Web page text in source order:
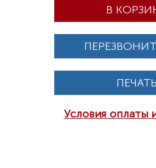
В
ПЕЧАТЬ
Условия оплаты